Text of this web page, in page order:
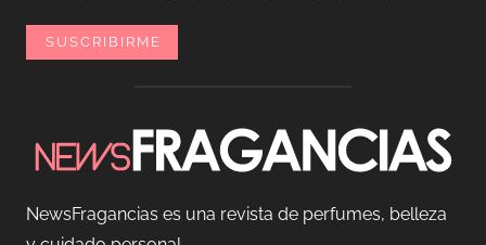
NewsFragancias es una revista de perfumes, belleza